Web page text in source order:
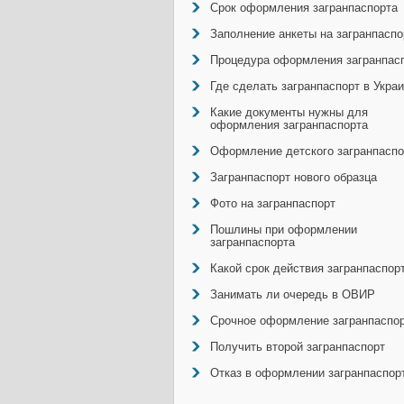
Срок оформления загранпаспорта
Заполнение анкеты на
Процедура оформления
Где сделать загранпаспорт в
Какие документы нужны для
оформления загранпаспорта
Оформление детского
Загранпаспорт нового образца
Фото на загранпаспорт
Пошлины при оформлении
загранпаспорта
Какой срок действия
Занимать ли очередь в ОВИР
Срочное оформление
Получить второй загранпаспорт
Отказ в оформлении